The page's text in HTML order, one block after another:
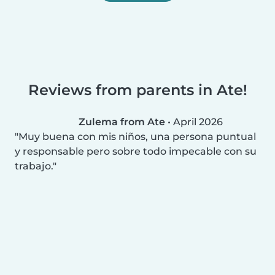
Reviews from parents in Ate!
Zulema from Ate • April 2026
Muy buena con mis niños, una persona puntual
y responsable pero sobre todo impecable con su
trabajo.